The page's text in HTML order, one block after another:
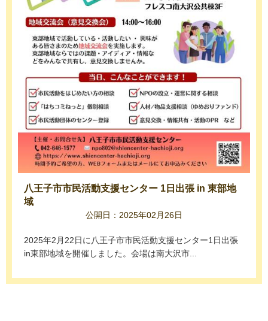
八王子市市民活動支援センター 1日出張 in 東部地
域
公開日：2025年02月26日
2025年2月22日に八王子市市民活動支援センター1日出張
in東部地域を開催しました。会場は南大沢市...